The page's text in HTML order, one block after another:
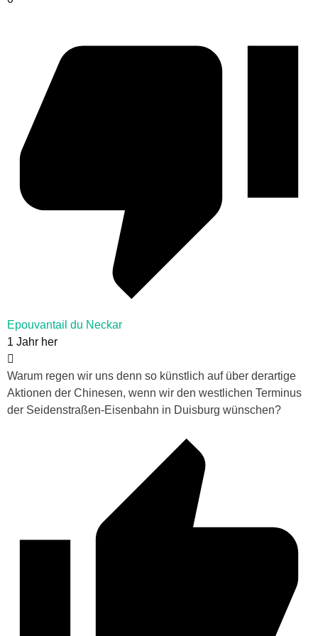
Epouvantail du Neckar
1 Jahr her
Warum regen wir uns denn so künstlich auf über derartige
Aktionen der Chinesen, wenn wir den westlichen Terminus
der Seidenstraßen-Eisenbahn in Duisburg wünschen?